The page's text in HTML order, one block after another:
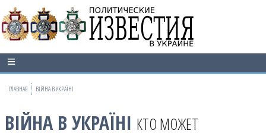
ГЛАВНАЯ ВІЙНА В УКРАЇНІ
ВІЙНА В УКРАЇНІ КТО МОЖЕТ